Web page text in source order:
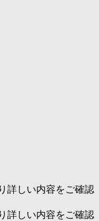
詳しい内容をご確認
詳しい内容をご確認